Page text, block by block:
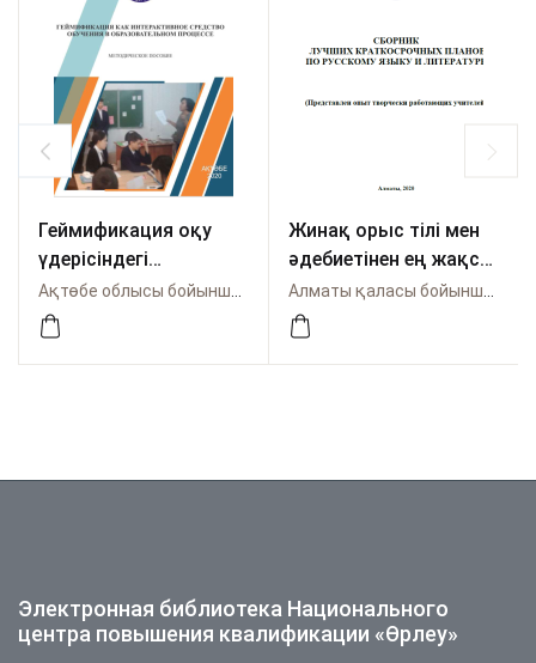
Геймификация оқу
үдерісіндегі
интерактивті оқыту
құралы ретінде
Жинақ орыс тілі мен
әдебиетінен ең жақсы
қысқа мерзімді
жоспарлар
(Шығармашыл
Электронная библиотека Национального
центра повышения квалификации «Өрлеу»